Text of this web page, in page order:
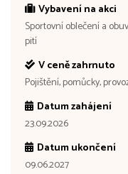
Vybavení na akci
Sportovní oblečení a
pití
V ceně zahrnuto
Pojištění, pomůcky,
Datum zahájení
23.09.2026
Datum ukončení
09.06.2027